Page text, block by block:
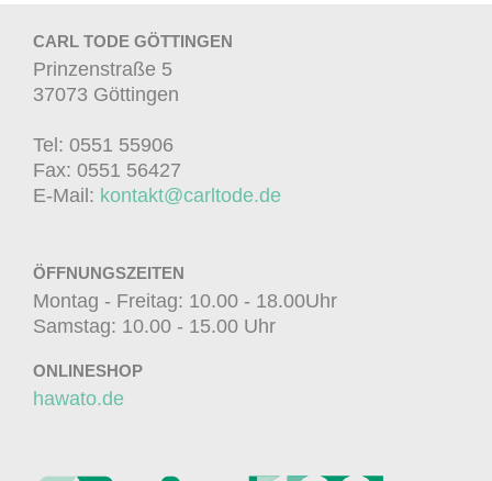
CARL TODE GÖTTINGEN
Prinzenstraße 5
37073 Göttingen
Tel: 0551 55906
Fax: 0551 56427
E-Mail: kontakt@carltode.de
ÖFFNUNGSZEITEN
Montag - Freitag: 10.00 - 18.00Uhr
Samstag: 10.00 - 15.00 Uhr
ONLINESHOP
hawato.de